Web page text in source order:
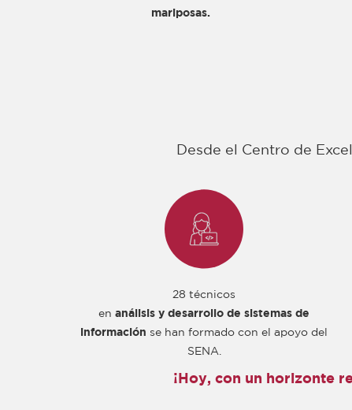
mariposas.
Desde el Centro de
28 técnicos
en análisis y desarrollo de sistemas de
información se han formado con el apoyo del
SENA.
¡Hoy, con un horizonte